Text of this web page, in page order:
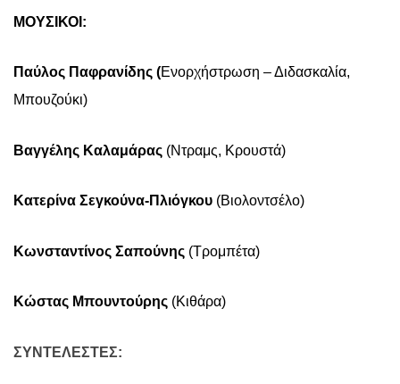
ΜΟΥΣΙΚΟΙ:
Παύλος Παφρανίδης (Ενορχήστρωση – Διδασκαλία,
Μπουζούκι)
Βαγγέλης Καλαμάρας (Ντραμς, Κρουστά)
Κατερίνα Σεγκούνα-Πλιόγκου (Βιολοντσέλο)
Κωνσταντίνος Σαπούνης (Τρομπέτα)
Κώστας Μπουντούρης (Κιθάρα)
ΣΥΝΤΕΛΕΣΤΕΣ: